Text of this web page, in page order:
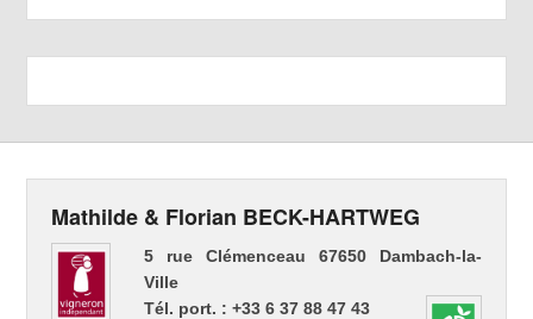
Mathilde & Florian BECK-HARTWEG
5 rue Clémenceau 67650 Dambach-la-
Ville
Tél. port. : +33 6 37 88 47 43